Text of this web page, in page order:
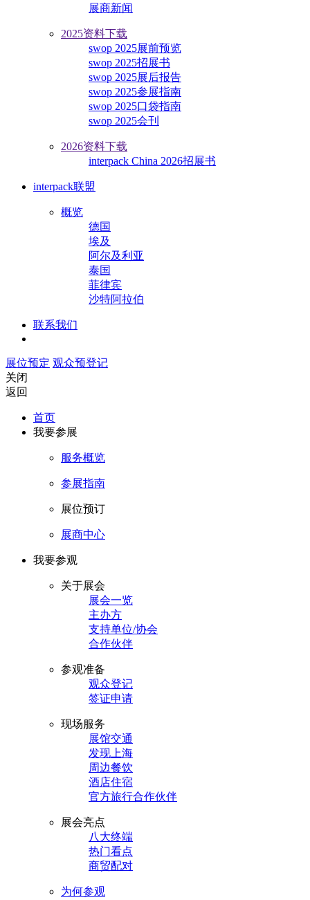
展商新闻
2025资料下载
swop 2025展前预览
swop 2025招展书
swop 2025展后报告
swop 2025参展指南
swop 2025口袋指南
swop 2025会刊
2026资料下载
interpack China 2026招展书
interpack联盟
概览
德国
埃及
阿尔及利亚
泰国
菲律宾
沙特阿拉伯
联系我们
展位预定 观众预登记
关闭
返回
首页
我要参展
服务概览
参展指南
展位预订
展商中心
我要参观
关于展会
展会一览
主办方
支持单位/协会
合作伙伴
参观准备
观众登记
签证申请
现场服务
展馆交通
发现上海
周边餐饮
酒店住宿
官方旅行合作伙伴
展会亮点
八大终端
热门看点
商贸配对
为何参观